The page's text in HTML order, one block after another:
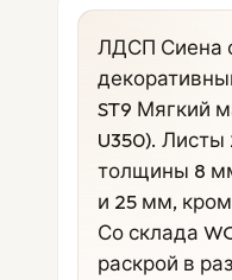
ЛДСП Сиена
ST9 Мягкий
U350).
толщины 8
и 25 мм,
Со склада
раскрой в